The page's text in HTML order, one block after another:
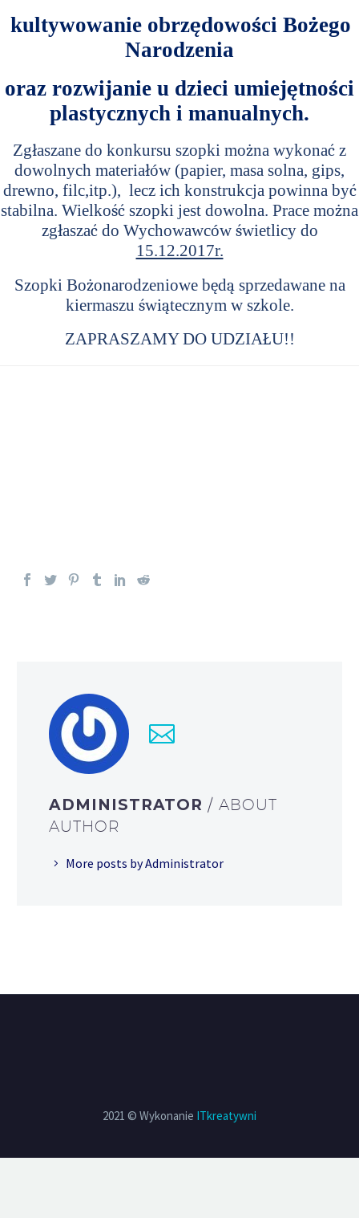
kultywowanie obrzędowości Bożego
Narodzenia
oraz rozwijanie u dzieci umiejętności
plastycznych i manualnych.
Zgłaszane do konkursu szopki można wykonać z
dowolnych materiałów (papier, masa solna, gips,
drewno, filc,itp.), lecz ich konstrukcja powinna być
stabilna. Wielkość szopki jest dowolna. Prace można
zgłaszaćdo Wychowawców świetlicy do
15.12.2017r.
Szopki Bożonarodzeniowe będą sprzedawane na
kiermaszu świątecznym w szkole.
ZAPRASZAMY DO UDZIAŁU!!
ADMINISTRATOR/ ABOUT
AUTHOR
More posts by Administrator
2021 © Wykonanie ITkreatywni